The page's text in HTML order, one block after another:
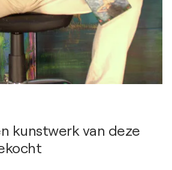
kunstwerk van deze